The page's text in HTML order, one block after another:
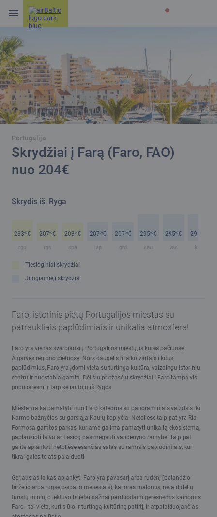
Portugalija
Skrydžiai į Farą (Faro, FAO)
nuo 204€
Skrydis iš: Ryga
23399€
rgp
20799€
rgs
20399€
spa
20799€
lap
20799€
grd
29599€
sau
29599€
vas
295
kov
Tiesioginiai skrydžiai
Jungiamieji skrydžiai
Faro, istorinis pietų Portugalijos miestas su
patraukliais paplūdimiais ir unikalia atmosfera!
Faro yra vienas svarbiausių Portugalijos miestų, įsikūręs pačiuose
Algarvės regiono pietuose. Nors daugelis jį laiko vartais į kitus
paplūdimius, Faro yra įdomi vieta su turtinga kultūra, vaizdingu istoriniu
centru ir nuostabia gamta. Dėl šių priežasčių skrydžiai į Faro tampa vis
populiaresni ir tarp keliautojų iš Rygos.
Mieste yra ką pamatyti: nuo Faro katedros su panoraminiais vaizdais iki
Karmo bažnyčios su garsiąja Kaulų koplyčia. Netoliese taip pat yra Ria
Formosa gamtos parkas, kuriame galima pamatyti unikalią ekosistemą,
paplaukioti laivu ar tiesiog pasimėgauti vandenyno ramybe. Taip pat
galite aplankyti netoliese esančias salas su ramiais paplūdimiais, kur
tikrai galėsite atsipalaiduoti.
Geriausias laikas aplankyti Faro yra pavasarį arba rudenį (balandžio-
birželio arba rugsėjo-spalio mėnesiais), kai oras malonus, nėra didelių
turistų minių, o lėktuvo bilietai dažnai parduodami geresnėmis kainomis.
Faro - tai vieta, kuri siūlo ir turtingą kultūrinę patirtį, ir atpalaiduojančias